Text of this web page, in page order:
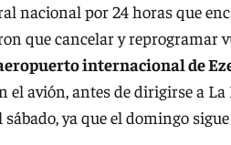
nacional por 24 horas que
que cancelar y reprogramar
internacional de
el avión, antes de dirigirse a
ya que el domingo